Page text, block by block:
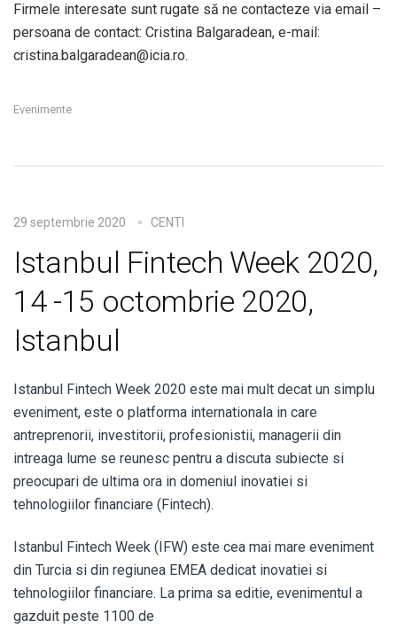
Firmele interesate sunt rugate să ne contacteze via email –
persoana de contact: Cristina Balgaradean, e-mail:
cristina.balgaradean@icia.ro.
Evenimente
29 septembrie 2020 CENTI
Istanbul Fintech Week 2020,
14 -15 octombrie 2020,
Istanbul
Istanbul Fintech Week 2020 este mai mult decat un simplu
eveniment, este o platforma internationala in care
antreprenorii, investitorii, profesionistii, managerii din
intreaga lume se reunesc pentru a discuta subiecte si
preocupari de ultima ora in domeniul inovatiei si
tehnologiilor financiare (Fintech).
Istanbul Fintech Week (IFW) este cea mai mare eveniment
din Turcia si din regiunea EMEA dedicat inovatiei si
tehnologiilor financiare. La prima sa editie, evenimentul a
gazduit peste 1100 de